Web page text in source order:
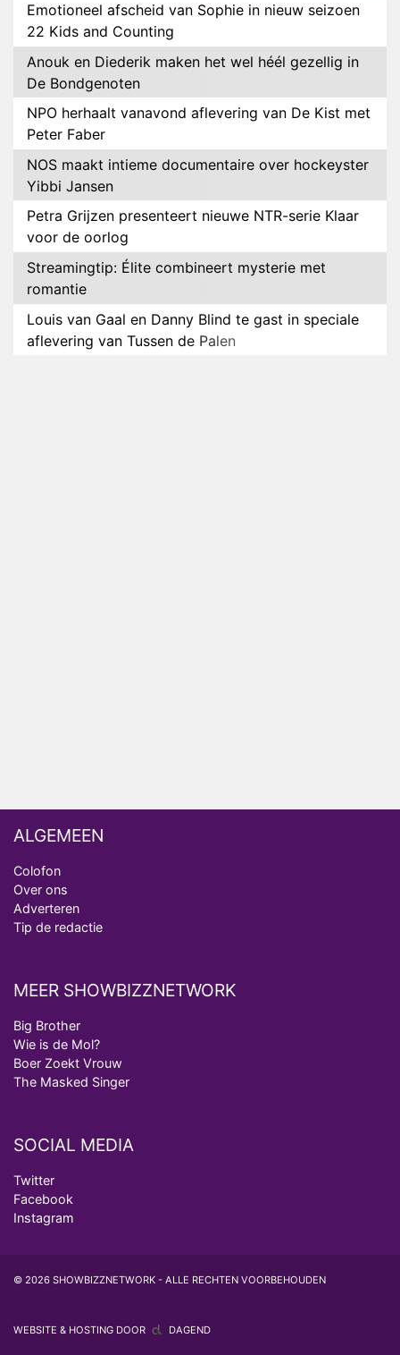
Emotioneel afscheid van Sophie in nieuw seizoen
22 Kids and Counting
Anouk en Diederik maken het wel héél gezellig in
De Bondgenoten
NPO herhaalt vanavond aflevering van De Kist met
Peter Faber
NOS maakt intieme documentaire over hockeyster
Yibbi Jansen
Petra Grijzen presenteert nieuwe NTR-serie Klaar
voor de oorlog
Streamingtip: Élite combineert mysterie met
romantie
Louis van Gaal en Danny Blind te gast in speciale
aflevering van Tussen de Palen
ALGEMEEN
Colofon
Over ons
Adverteren
Tip de redactie
MEER SHOWBIZZNETWORK
Big Brother
Wie is de Mol?
Boer Zoekt Vrouw
The Masked Singer
SOCIAL MEDIA
Twitter
Facebook
Instagram
© 2026 SHOWBIZZNETWORK - ALLE RECHTEN VOORBEHOUDEN
WEBSITE & HOSTING DOOR DAGEND